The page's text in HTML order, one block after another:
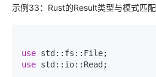
示例33：Rust的Result类型与模式匹配
use
use std::io::Read;